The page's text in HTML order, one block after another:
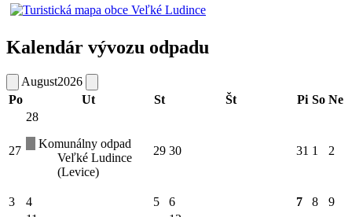
Kalendár vývozu odpadu
August2026
Po
Ut St Št Pi So Ne
27
28
Komunálny odpad
Veľké Ludince
(Levice)
29 30 31 1 2
3 4 5 6 7 8 9